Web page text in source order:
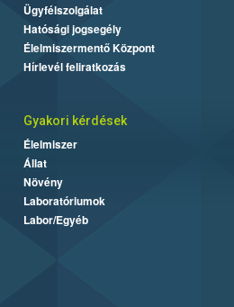
Ügyfélszolgálat
Hatósági jogsegély
Élelmiszermentő Központ
Hírlevél feliratkozás
Gyakori kérdések
Élelmiszer
Állat
Növény
Laboratóriumok
Labor/Egyéb